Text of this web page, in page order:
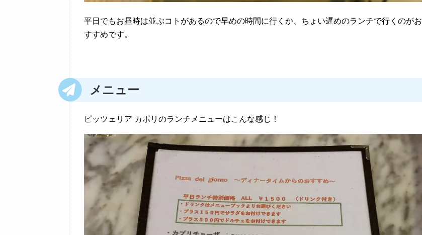
平日でもお昼時は並ぶコトがあるので早めの時間に行くか、ちょい遅めのランチで行くのがお
すすめです。
メニュー
ピッツェリア カポリのランチメニューはこんな感じ！